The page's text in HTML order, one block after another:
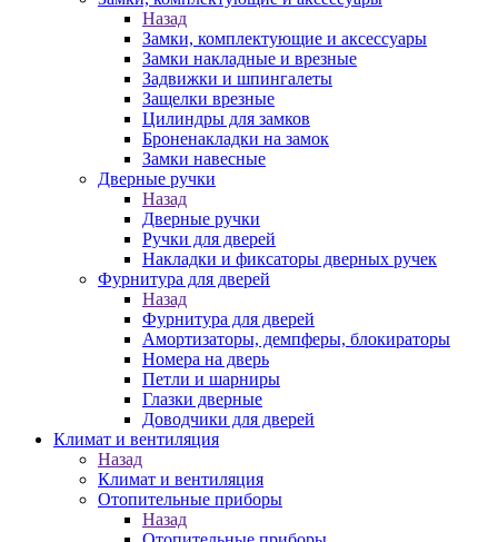
Назад
Замки, комплектующие и аксессуары
Замки накладные и врезные
Задвижки и шпингалеты
Защелки врезные
Цилиндры для замков
Броненакладки на замок
Замки навесные
Дверные ручки
Назад
Дверные ручки
Ручки для дверей
Накладки и фиксаторы дверных ручек
Фурнитура для дверей
Назад
Фурнитура для дверей
Амортизаторы, демпферы, блокираторы
Номера на дверь
Петли и шарниры
Глазки дверные
Доводчики для дверей
Климат и вентиляция
Назад
Климат и вентиляция
Отопительные приборы
Назад